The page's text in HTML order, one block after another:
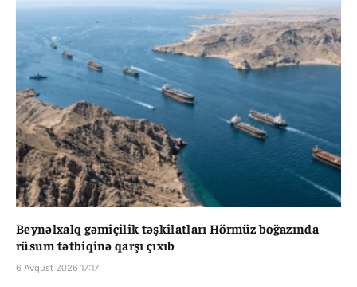
Beynəlxalq gəmiçilik təşkilatları Hörmüz boğazında
rüsum tətbiqinə qarşı çıxıb
6 Avqust 2026 17:17